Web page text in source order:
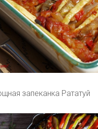
запеканка Рататуй